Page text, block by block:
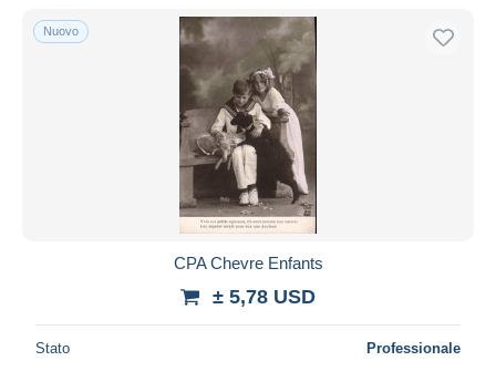
Nuovo
CPA Chevre Enfants
± 5,78 USD
Stato Professionale